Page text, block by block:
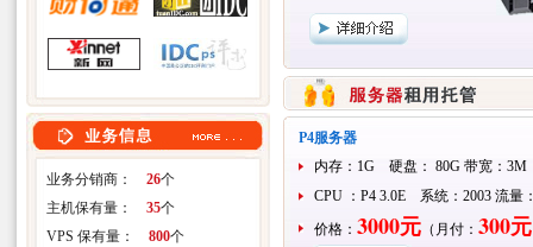
业务分销商： 26个
主机保有量：
35个
VPS 保有量：
800个
P4服务器
内存：1G 硬盘： 80G 带宽：3M
CPU ：P4 3.0E 系统：2003 流量
价格： 3000元（月付： 300元